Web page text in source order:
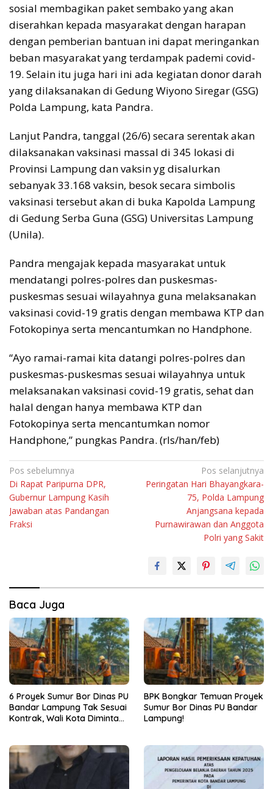
sosial membagikan paket sembako yang akan
diserahkan kepada masyarakat dengan harapan
dengan pemberian bantuan ini dapat meringankan
beban masyarakat yang terdampak pademi covid-
19. Selain itu juga hari ini ada kegiatan donor darah
yang dilaksanakan di Gedung Wiyono Siregar (GSG)
Polda Lampung, kata Pandra.
Lanjut Pandra, tanggal (26/6) secara serentak akan
dilaksanakan vaksinasi massal di 345 lokasi di
Provinsi Lampung dan vaksin yg disalurkan
sebanyak 33.168 vaksin, besok secara simbolis
vaksinasi tersebut akan di buka Kapolda Lampung
di Gedung Serba Guna (GSG) Universitas Lampung
(Unila).
Pandra mengajak kepada masyarakat untuk
mendatangi polres-polres dan puskesmas-
puskesmas sesuai wilayahnya guna melaksanakan
vaksinasi covid-19 gratis dengan membawa KTP dan
Fotokopinya serta mencantumkan no Handphone.
“Ayo ramai-ramai kita datangi polres-polres dan
puskesmas-puskesmas sesuai wilayahnya untuk
melaksanakan vaksinasi covid-19 gratis, sehat dan
halal dengan hanya membawa KTP dan
Fotokopinya serta mencantumkan nomor
Handphone,” pungkas Pandra. (rls/han/feb)
Navigasi
pos
Pos sebelumnya
Di Rapat Paripurna DPR,
Gubernur Lampung Kasih
Jawaban atas Pandangan
Fraksi
Pos selanjutnya
Peringatan Hari Bhayangkara-
75, Polda Lampung
Anjangsana kepada
Purnawirawan dan Anggota
Polri yang Sakit
Baca Juga
6 Proyek Sumur Bor Dinas PU
Bandar Lampung Tak Sesuai
Kontrak, Wali Kota Diminta
BPK Bongkar Temuan Proyek
Sumur Bor Dinas PU Bandar
Lampung!